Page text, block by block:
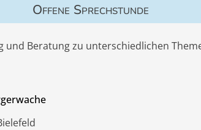
Offene Sprechstunde
Beratung zu unterschiedlichen